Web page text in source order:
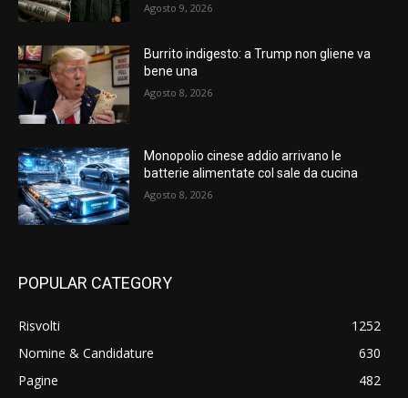
Agosto 9, 2026
Burrito indigesto: a Trump non gliene va
bene una
Agosto 8, 2026
Monopolio cinese addio arrivano le
batterie alimentate col sale da cucina
Agosto 8, 2026
POPULAR CATEGORY
Risvolti
1252
Nomine & Candidature
630
Pagine
482